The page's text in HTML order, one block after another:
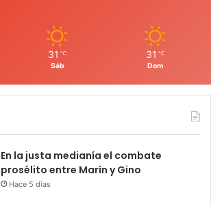
31 ℃
Sáb
31 ℃
Dom
En la justa medianía el combate
prosélito entre Marín y Gino
Hace 5 días